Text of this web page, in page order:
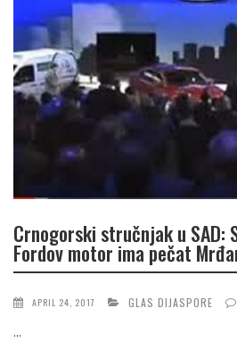
Crnogorski stručnjak u SAD:
Fordov motor ima pečat
APRIL 24, 2017 GLAS DIJASPORE
...